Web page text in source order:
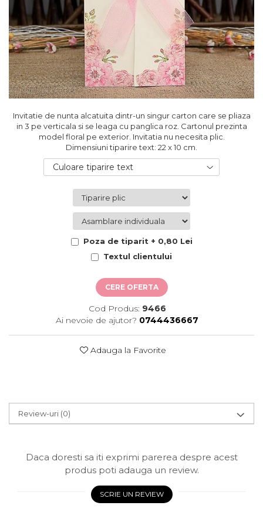
Pungi si cutii prajituri
Sticle si borcane
Cutii flori de hartie
Cutii flori de sapun
Cutii flori mixte
Cutii LUX
Aranjamente tematice
2025 Craciun
1 Martie
2021 Crăciun
2022 Crăciun
Toamna și Halloween
Buchete extravagante
HOME & OFFICE Deco
Invitatie de nunta alcatuita dintr-un singur carton care se pliaza
in 3 pe verticala si se leaga cu panglica roz. Cartonul prezinta
model floral pe exterior. Invitatia nu necesita plic.
Dimensiuni tiparire text: 22 x 10 cm.
Culoare tiparire text
Poza de tiparit + 0,80 Lei
Textul clientului
CERE OFERTA
Cod Produs: 9466
Ai nevoie de ajutor? 0744436667
Adauga la Favorite
Review-uri (0)
Daca doresti sa iti exprimi parerea despre acest
produs poti adauga un review.
SCRIE UN REVIEW